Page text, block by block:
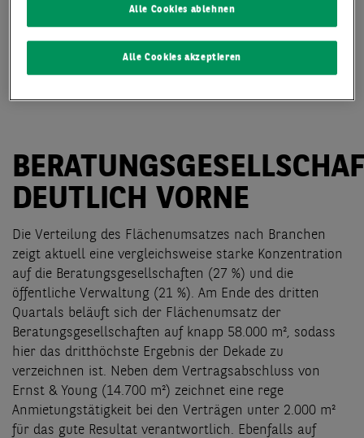
DEUTLICH VORNE
Die Verteilung des Flächenumsatzes nach Branchen
zeigt aktuell eine vergleichsweise starke Konzentration
auf die Beratungsgesellschaften (27 %) und die
öffentliche Verwaltung (21 %). Am Ende des dritten
Quartals beläuft sich der Flächenumsatz der
Beratungsgesellschaften auf knapp 58.000 m², sodass
hier das dritthöchste Ergebnis der Dekade zu
verzeichnen ist. Neben dem Vertragsabschluss von
Ernst & Young (14.700 m²) zeichnet eine rege
Anmietungstätigkeit bei den Verträgen unter 2.000 m²
für das gute Resultat verantwortlich. Ebenfalls auf
Alle Cookies ablehnen
Alle Cookies akzeptieren